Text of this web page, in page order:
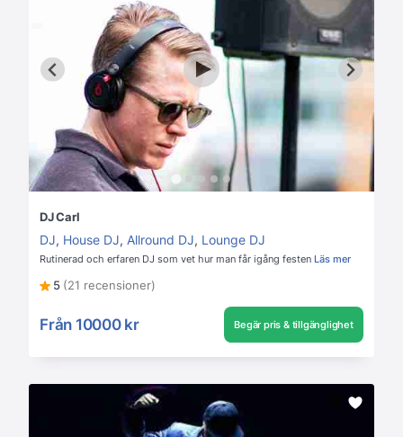
DJ Carl
DJ, House DJ, Allround DJ, Lounge DJ
Rutinerad och erfaren DJ som vet hur man får igång festen Läs mer
5 (21 recensioner)
Från 10000 kr Begär pris & tillgänglighet